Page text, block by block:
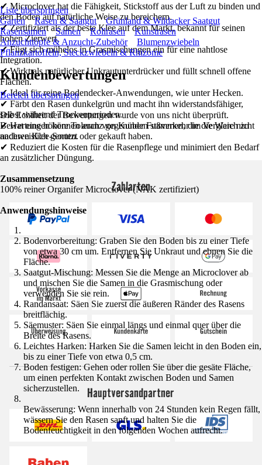
✔ Microclover hat die Fähigkeit, Stickstoff aus der Luft zu binden und
den Boden auf natürliche Weise zu bereichern.
✔ Zertifiziert als der beste Klee auf dem Markt, bekannt für seinen
hohen Zierwert.
✔ Fügt sich mühelos in Grasmischungen ein für eine nahtlose
Integration.
✔ Wirkt als natürlicher Unkrautunterdrücker und füllt schnell offene
Flächen.
✔ Ideal für reine Bodendecker-Anwendungen, wie unter Hecken.
✔ Färbt den Rasen dunkelgrün und macht ihn widerstandsfähiger,
selbst während Trockenperioden.
✔ Hat eine höhere Toleranz gegenüber Fußverkehr im Vergleich zu
anderen Klee-Sorten.
✔ Reduziert die Kosten für die Rasenpflege und minimiert den Bedarf
an zusätzlicher Düngung.
Zusammensetzung
100% reiner Organifer Microclover (NAK zertifiziert)
Anwendungshinweise
Bodenvorbereitung: Graben Sie den Boden bis zu einer Tiefe
von etwa 30 cm um. Entfernen Sie Unkraut und ebnen Sie die
Fläche.
Saatgut-Mischung: Messen Sie die Menge an Microclover ab
und mischen Sie die Samen in die Grasmischung oder
verwenden Sie sie rein.
Randansaat: Säen Sie zuerst die äußeren Ränder des Rasens
breitflächig.
Säemuster: Säen Sie einmal längs und einmal quer über die
Breite des Rasens.
Leichtes Harken: Harken Sie die Samen leicht in den Boden ein,
bis zu einer Tiefe von etwa 0,5 cm.
Boden festigen: Gehen oder rollen Sie über die gesäte Fläche,
um einen perfekten Kontakt zwischen Boden und Samen
sicherzustellen.
Bewässerung: Wenn innerhalb von 24 Stunden kein Regen fällt,
wässern Sie den Rasen sanft und halten Sie die
Bodenfeuchtigkeit in den folgenden Wochen aufrecht.
Liste überspringen
Garten
Rasen & Saatgut
Grünland & Wildacker Saatgut
Rasensamen
Samen Rollrasen
Kunstrasen
Anzuchttöpfe & Anzucht-Zubehör
Blumenzwiebeln
Pflanzkartoffeln, Steckzwiebeln & Rhizome
Kundenbewertungen
Bereich überspringen
Die Echtheit der Bewertungen wurde von uns nicht überprüft.
Bewertungen können auch von Kunden stammen, die die Ware nicht
nachweislich genutzt oder gekauft haben.
Zahlarten
Hauptversandpartner